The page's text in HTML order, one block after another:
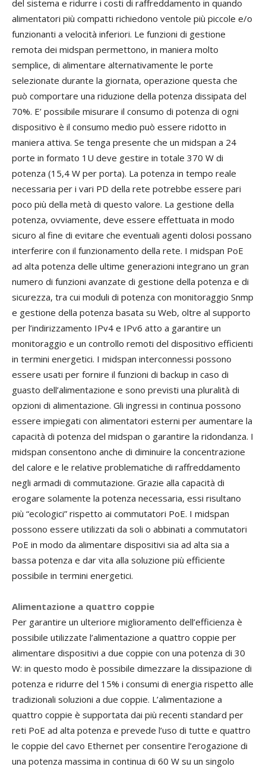
del sistema e ridurre i costi di raffreddamento in quando
alimentatori più compatti richiedono ventole più piccole e/o
funzionanti a velocità inferiori. Le funzioni di gestione
remota dei midspan permettono, in maniera molto
semplice, di alimentare alternativamente le porte
selezionate durante la giornata, operazione questa che
può comportare una riduzione della potenza dissipata del
70%. E’ possibile misurare il consumo di potenza di ogni
dispositivo è il consumo medio può essere ridotto in
maniera attiva. Se tenga presente che un midspan a 24
porte in formato 1U deve gestire in totale 370 W di
potenza (15,4 W per porta). La potenza in tempo reale
necessaria per i vari PD della rete potrebbe essere pari
poco più della metà di questo valore. La gestione della
potenza, ovviamente, deve essere effettuata in modo
sicuro al fine di evitare che eventuali agenti dolosi possano
interferire con il funzionamento della rete. I midspan PoE
ad alta potenza delle ultime generazioni integrano un gran
numero di funzioni avanzate di gestione della potenza e di
sicurezza, tra cui moduli di potenza con monitoraggio Snmp
e gestione della potenza basata su Web, oltre al supporto
per l’indirizzamento IPv4 e IPv6 atto a garantire un
monitoraggio e un controllo remoti del dispositivo efficienti
in termini energetici. I midspan interconnessi possono
essere usati per fornire il funzioni di backup in caso di
guasto dell’alimentazione e sono previsti una pluralità di
opzioni di alimentazione. Gli ingressi in continua possono
essere impiegati con alimentatori esterni per aumentare la
capacità di potenza del midspan o garantire la ridondanza. I
midspan consentono anche di diminuire la concentrazione
del calore e le relative problematiche di raffreddamento
negli armadi di commutazione. Grazie alla capacità di
erogare solamente la potenza necessaria, essi risultano
più “ecologici” rispetto ai commutatori PoE. I midspan
possono essere utilizzati da soli o abbinati a commutatori
PoE in modo da alimentare dispositivi sia ad alta sia a
bassa potenza e dar vita alla soluzione più efficiente
possibile in termini energetici.
Alimentazione a quattro coppie
Per garantire un ulteriore miglioramento dell’efficienza è
possibile utilizzate l’alimentazione a quattro coppie per
alimentare dispositivi a due coppie con una potenza di 30
W: in questo modo è possibile dimezzare la dissipazione di
potenza e ridurre del 15% i consumi di energia rispetto alle
tradizionali soluzioni a due coppie. L’alimentazione a
quattro coppie è supportata dai più recenti standard per
reti PoE ad alta potenza e prevede l’uso di tutte e quattro
le coppie del cavo Ethernet per consentire l’erogazione di
una potenza massima in continua di 60 W su un singolo